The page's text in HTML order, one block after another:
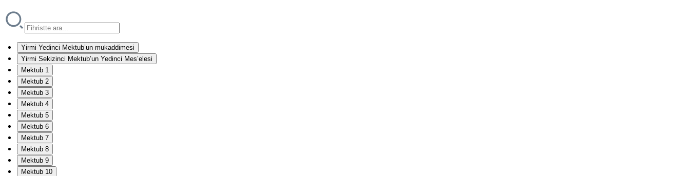
Yirmi Yedinci Mektub’un mukaddimesi
Yirmi Sekizinci Mektub’un Yedinci Mes’elesi
Mektub 1
Mektub 2
Mektub 3
Mektub 4
Mektub 5
Mektub 6
Mektub 7
Mektub 8
Mektub 9
Mektub 10